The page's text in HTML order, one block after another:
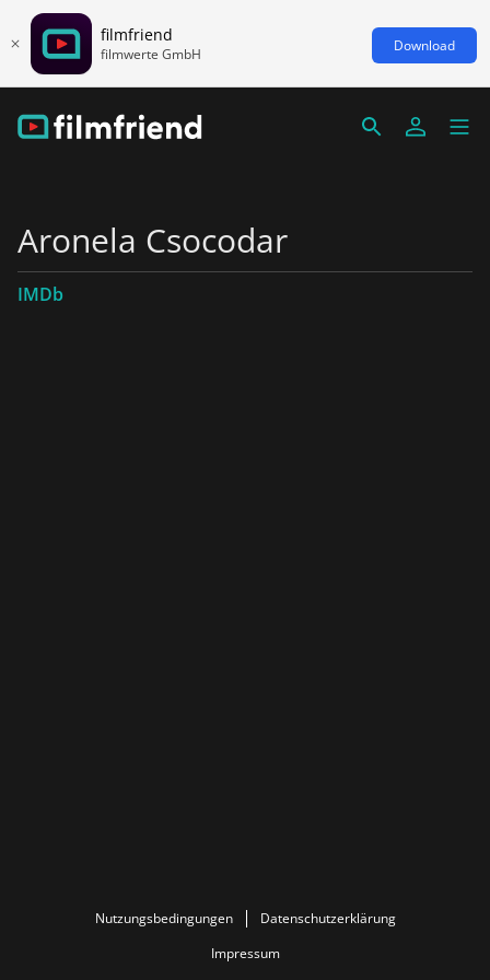
filmfriend
filmwerte GmbH Download
Aronela Csocodar
IMDb
Nutzungsbedingungen
Datenschutzerklärung
Impressum